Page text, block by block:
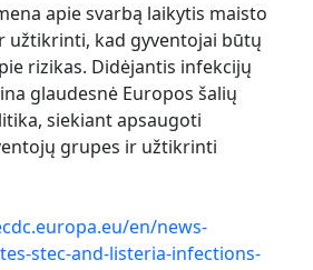
apie svarbą laikytis maisto
užtikrinti, kad gyventojai būtų
rizikas. Didėjantis infekcijų
glaudesnė Europos šalių
siekiant apsaugoti
grupes ir užtikrinti
en/news-
stec-and-listeria-infections-